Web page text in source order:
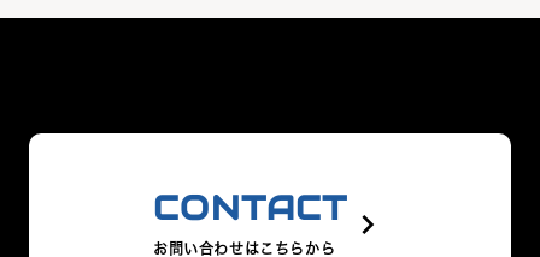
CONTACT
お問い合わせはこちらから
keyboard_arrow_right